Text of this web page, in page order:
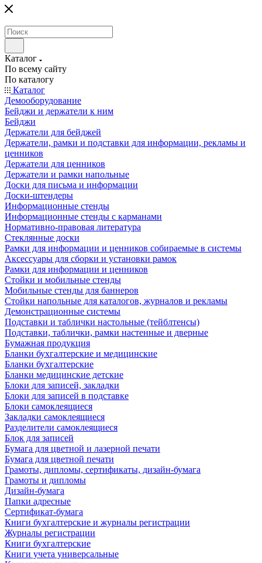
Каталог
По всему сайту
По каталогу
Каталог
Демооборудование
Бейджи и держатели к ним
Бейджи
Держатели для бейджей
Держатели, рамки и подставки для информации, рекламы и
ценников
Держатели для ценников
Держатели и рамки напольные
Доски для письма и информации
Доски-штендеры
Информационные стенды
Информационные стенды с карманами
Нормативно-правовая литература
Стеклянные доски
Рамки для информации и ценников собираемые в системы
Аксессуары для сборки и установки рамок
Рамки для информации и ценников
Стойки и мобильные стенды
Мобильные стенды для баннеров
Стойки напольные для каталогов, журналов и рекламы
Демонстрационные системы
Подставки и таблички настольные (тейблтенсы)
Подставки, таблички, рамки настенные и дверные
Бумажная продукция
Бланки бухгалтерские и медицинские
Бланки бухгалтерские
Бланки медицинские детские
Блоки для записей, закладки
Блоки для записей в подставке
Блоки самоклеящиеся
Закладки самоклеящиеся
Разделители самоклеящиеся
Блок для записей
Бумага для цветной и лазерной печати
Бумага для цветной печати
Грамоты, дипломы, сертификаты, дизайн-бумага
Грамоты и дипломы
Дизайн-бумага
Папки адресные
Сертификат-бумага
Книги бухгалтерские и журналы регистрации
Журналы регистрации
Книги бухгалтерские
Книги учета универсальные